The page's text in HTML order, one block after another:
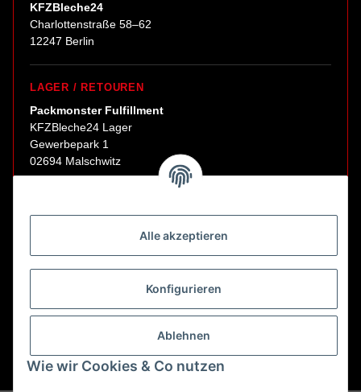
Alle akzeptieren
Konfigurieren
Ablehnen
Wie wir Cookies & Co nutzen
KFZBleche24
Charlottenstraße 58–62
12247 Berlin
LAGER / RETOUREN
Packmonster Fulfillment
KFZBleche24 Lager
Gewerbepark 1
02694 Malschwitz
Abholungen nur nach Terminvereinbarung.
E-Mail:sales@kfzbleche24.de
Vertrag widerrufen
* Alle Preise inkl. gesetzlicher USt., zzgl.Versand